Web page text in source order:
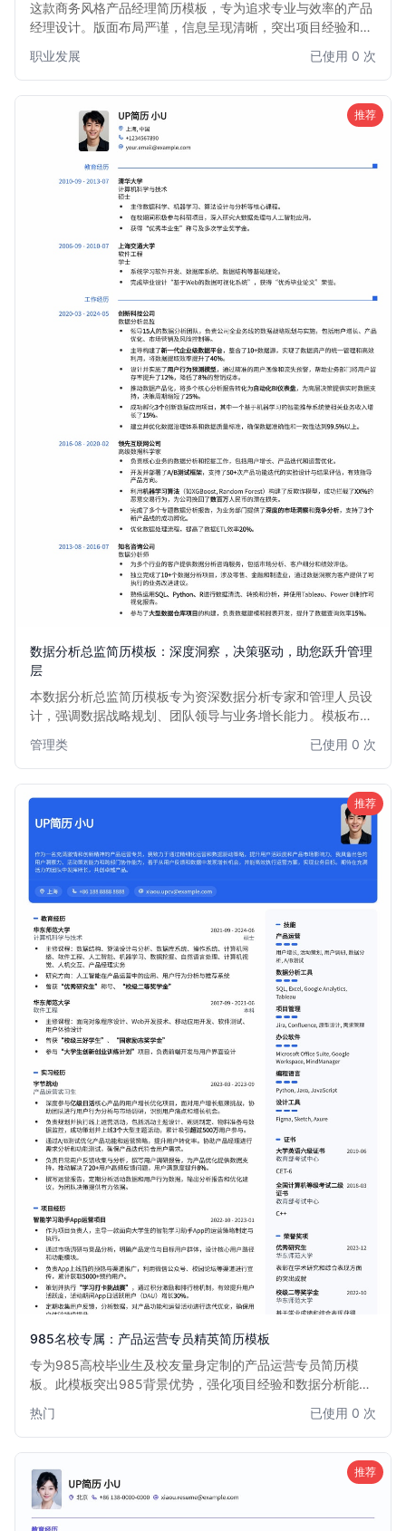
这款商务风格产品经理简历模板，专为追求专业与效率的产品
经理设计。版面布局严谨，信息呈现清晰，突出项目经验和数
能力。适用于各行业产品经理职位，尤其适合有一定工作经验
的求职者。
职业发展 已使用 0 次
推荐
数据分析总监简历模板：深度洞察，决策驱动，助您跃升管理
层
本数据分析总监简历模板专为资深数据分析专家和管理人员设
计，强调数据战略规划、团队领导与业务增长能力。模板布局
位招聘中脱颖而出，展现作为Director of Data Analytics的卓
越领导力与数据洞察力。
管理类 已使用 0 次
推荐
985名校专属：产品运营专员精英简历模板
专为985高校毕业生及校友量身定制的产品运营专员简历模
板。此模板突出985背景优势，强化项目经验和数据分析能
心仪Offer。
热门 已使用 0 次
推荐